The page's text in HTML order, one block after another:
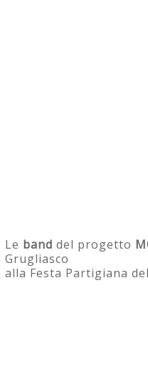
Le band del progetto
Grugliasco
alla Festa Partigiana